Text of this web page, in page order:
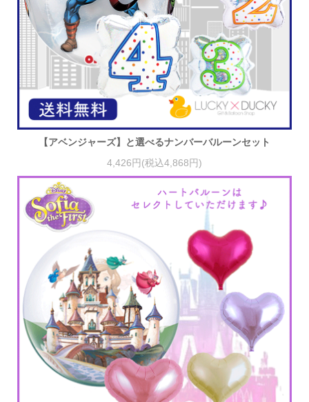
【アベンジャーズ】と選べるナンバーバルーンセット
4,426円(税込4,868円)